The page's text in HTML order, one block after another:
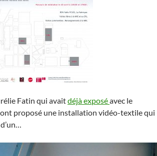
Fatin qui avaitdéjà exposéavec le
proposé une installation vidéo-textile qui